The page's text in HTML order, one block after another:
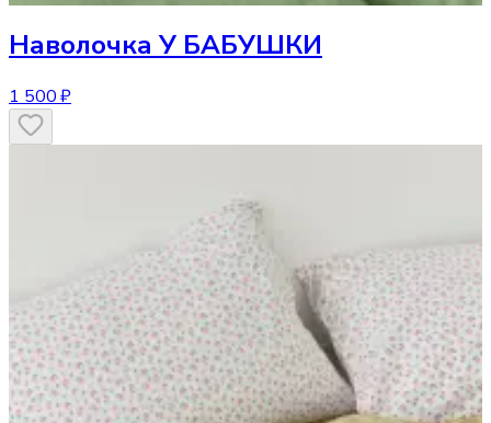
Наволочка У БАБУШКИ
1 500 ₽